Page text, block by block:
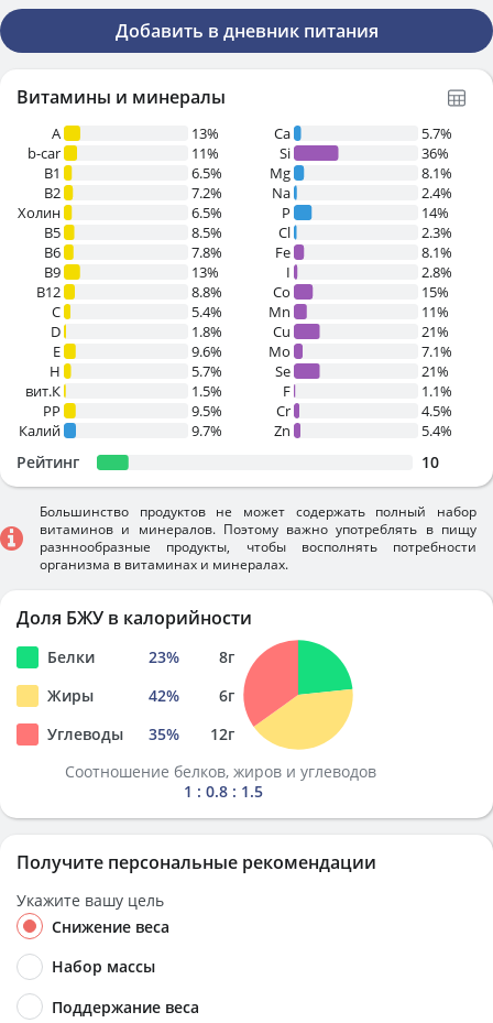
Добавить в дневник питания
Витамины и минералы
A
13%
b-car
11%
В1
6.5%
B2
7.2%
Холин
6.5%
B5
8.5%
B6
7.8%
B9
13%
B12
8.8%
C
5.4%
D
1.8%
E
9.6%
H
5.7%
вит.К
1.5%
PP
9.5%
Калий
9.7%
Ca
5.7%
Si
36%
Mg
8.1%
Na
2.4%
P
14%
Cl
2.3%
Fe
8.1%
I
2.8%
Co
15%
Mn
11%
Cu
21%
Mo
7.1%
Se
21%
F
1.1%
Cr
4.5%
Zn
5.4%
Рейтинг 10
Большинство продуктов не может содержать полный набор
витаминов и минералов. Поэтому важно употреблять в пищу
разннообразные продукты, чтобы восполнять потребности
организма в витаминах и минералах.
Доля БЖУ в калорийности
Белки 23% 8г
Жиры
42% 6г
Углеводы
35% 12г
Соотношение белков, жиров и углеводов
1 : 0.8 : 1.5
Получите персональные рекомендации
Укажите вашу цель
Снижение веса
Набор массы
Поддержание веса